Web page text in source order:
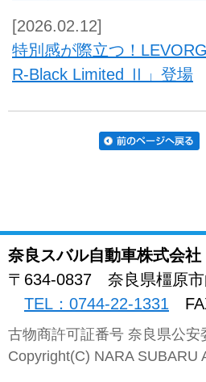
[2026.02.12]
特別感が際立つ！
R-Black Limited Ⅱ」登場
奈良スバル自動車株式会社
〒634-0837
奈良県橿原
TEL：0744-22-1331
古物商許可証番号 奈良県公
Copyright(C) NARA SUBARU